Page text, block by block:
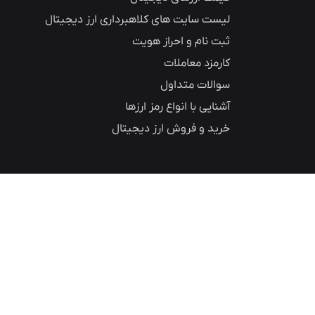
لیست سایت های کلاهبرداری ارز دیجیتال
ثبت نام و احراز هویت
کارمزد معاملات
سوالات متداول
آشنایی با انواع رمز ارزها
خرید و فروش ارز دیجیتال